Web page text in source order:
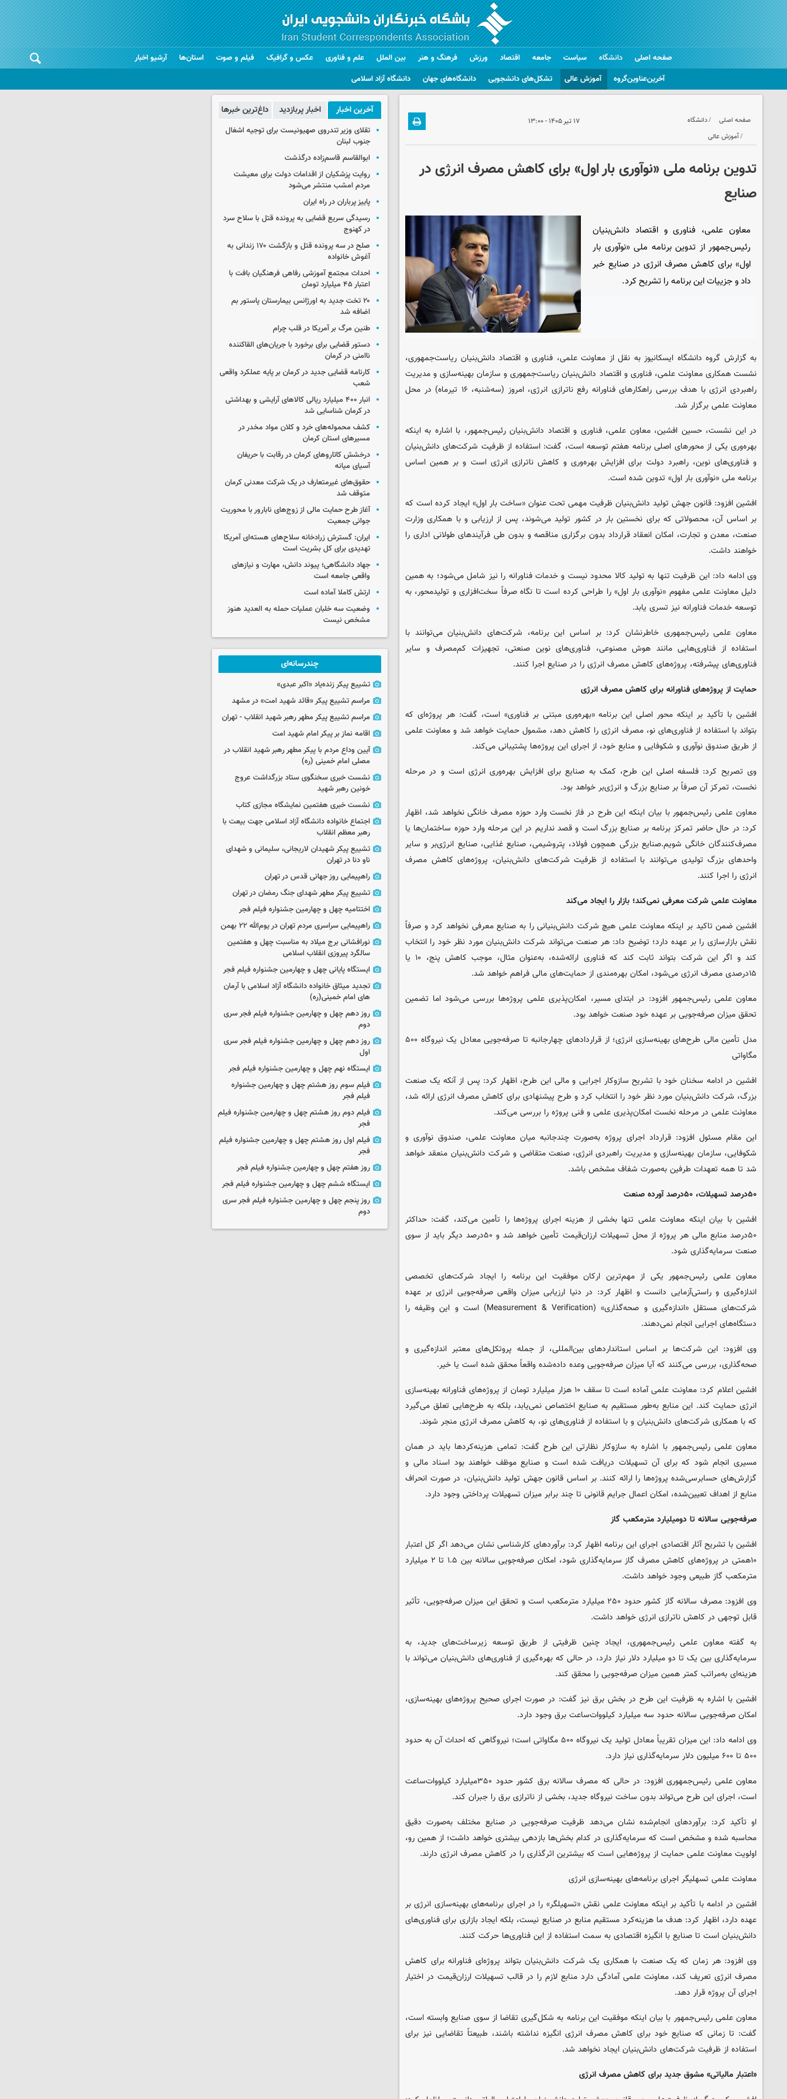
صفحه اصلی
دانشگاه
آخرین‌عناوین‌گروه
آموزش عالی تشکل‌های دانشجویی دانشگاه‌های جهان دانشگاه آزاد اسلامی
سیاست جامعه اقتصاد ورزش فرهنگ و هنر بین الملل علم و فناوری عکس و گرافیک فیلم و صوت استان‌ها آرشیو اخبار
صفحه اصلی
دانشگاه
آموزش عالی
۱۷ تیر ۱۴۰۵ - ۱۳:۰۰
تدوین برنامه ملی «نوآوری بار اول» برای کاهش مصرف انرژی در
صنایع
معاون علمی، فناوری و اقتصاد دانش‌بنیان
رئیس‌جمهور از تدوین برنامه ملی «نوآوری بار
اول» برای کاهش مصرف انرژی در صنایع خبر
داد و جزییات این برنامه را تشریح کرد.
به گزارش گروه دانشگاه ایسکانیوز به نقل از معاونت علمی، فناوری و اقتصاد دانش‌بنیان ریاست‌جمهوری،
نشست همکاری معاونت علمی، فناوری و اقتصاد دانش‌بنیان ریاست‌جمهوری و سازمان بهینه‌سازی و مدیریت
راهبردی انرژی با هدف بررسی راهکارهای فناورانه رفع ناترازی انرژی، امروز (سه‌شنبه، ۱۶ تیرماه) در محل
معاونت علمی برگزار شد.
در این نشست، حسین افشین، معاون علمی، فناوری و اقتصاد دانش‌بنیان رئیس‌جمهور، با اشاره به اینکه
بهره‌وری یکی از محورهای اصلی برنامه هفتم توسعه است، گفت: استفاده از ظرفیت شرکت‌های دانش‌بنیان
و فناوری‌های نوین، راهبرد دولت برای افزایش بهره‌وری و کاهش ناترازی انرژی است و بر همین اساس
برنامه ملی «نوآوری بار اول» تدوین شده است.
افشین افزود: قانون جهش تولید دانش‌بنیان ظرفیت مهمی تحت عنوان «ساخت بار اول» ایجاد کرده است که
بر اساس آن، محصولاتی که برای نخستین بار در کشور تولید می‌شوند، پس از ارزیابی و با همکاری وزارت
صنعت، معدن و تجارت، امکان انعقاد قرارداد بدون برگزاری مناقصه و بدون طی فرآیندهای طولانی اداری را
خواهند داشت.
وی ادامه داد: این ظرفیت تنها به تولید کالا محدود نیست و خدمات فناورانه را نیز شامل می‌شود؛ به همین
دلیل معاونت علمی مفهوم «نوآوری بار اول» را طراحی کرده است تا نگاه صرفاً سخت‌افزاری و تولیدمحور، به
توسعه خدمات فناورانه نیز تسری یابد.
معاون علمی رئیس‌جمهوری خاطرنشان کرد: بر اساس این برنامه، شرکت‌های دانش‌بنیان می‌توانند با
استفاده از فناوری‌هایی مانند هوش مصنوعی، فناوری‌های نوین صنعتی، تجهیزات کم‌مصرف و سایر
فناوری‌های پیشرفته، پروژه‌های کاهش مصرف انرژی را در صنایع اجرا کنند.
حمایت از پروژه‌های فناورانه برای کاهش مصرف انرژی
افشین با تأکید بر اینکه محور اصلی این برنامه «بهره‌وری مبتنی بر فناوری» است، گفت: هر پروژه‌ای که
بتواند با استفاده از فناوری‌های نو، مصرف انرژی را کاهش دهد، مشمول حمایت خواهد شد و معاونت علمی
از طریق صندوق نوآوری و شکوفایی و منابع خود، از اجرای این پروژه‌ها پشتیبانی می‌کند.
وی تصریح کرد: فلسفه اصلی این طرح، کمک به صنایع برای افزایش بهره‌وری انرژی است و در مرحله
نخست، تمرکز آن صرفاً بر صنایع بزرگ و انرژی‌بر خواهد بود.
معاون علمی رئیس‌جمهور با بیان اینکه این طرح در فاز نخست وارد حوزه مصرف خانگی نخواهد شد، اظهار
کرد: در حال حاضر تمرکز برنامه بر صنایع بزرگ است و قصد نداریم در این مرحله وارد حوزه ساختمان‌ها یا
مصرف‌کنندگان خانگی شویم.صنایع بزرگی همچون فولاد، پتروشیمی، صنایع غذایی، صنایع انرژی‌بر و سایر
واحدهای بزرگ تولیدی می‌توانند با استفاده از ظرفیت شرکت‌های دانش‌بنیان، پروژه‌های کاهش مصرف
انرژی را اجرا کنند.
معاونت علمی شرکت معرفی نمی‌کند؛ بازار را ایجاد می‌کند
افشین ضمن تاکید بر اینکه معاونت علمی هیچ شرکت دانش‌بنیانی را به صنایع معرفی نخواهد کرد و صرفاً
نقش بازارسازی را بر عهده دارد؛ توضیح داد: هر صنعت می‌تواند شرکت دانش‌بنیان مورد نظر خود را انتخاب
کند و اگر این شرکت بتواند ثابت کند که فناوری ارائه‌شده، به‌عنوان مثال، موجب کاهش پنج، ۱۰ یا
۱۵درصدی مصرف انرژی می‌شود، امکان بهره‌مندی از حمایت‌های مالی فراهم خواهد شد.
معاون علمی رئیس‌جمهور افزود: در ابتدای مسیر، امکان‌پذیری علمی پروژه‌ها بررسی می‌شود اما تضمین
تحقق میزان صرفه‌جویی بر عهده خود صنعت خواهد بود.
مدل تأمین مالی طرح‌های بهینه‌سازی انرژی؛ از قراردادهای چهارجانبه تا صرفه‌جویی معادل یک نیروگاه ۵۰۰
مگاواتی
افشین در ادامه سخنان خود با تشریح سازوکار اجرایی و مالی این طرح، اظهار کرد: پس از آنکه یک صنعت
بزرگ، شرکت دانش‌بنیان مورد نظر خود را انتخاب کرد و طرح پیشنهادی برای کاهش مصرف انرژی ارائه شد،
معاونت علمی در مرحله نخست امکان‌پذیری علمی و فنی پروژه را بررسی می‌کند.
این مقام مسئول افزود: قرارداد اجرای پروژه به‌صورت چندجانبه میان معاونت علمی، صندوق نوآوری و
شکوفایی، سازمان بهینه‌سازی و مدیریت راهبردی انرژی، صنعت متقاضی و شرکت دانش‌بنیان منعقد خواهد
شد تا همه تعهدات طرفین به‌صورت شفاف مشخص باشد.
۵۰درصد تسهیلات، ۵۰درصد آورده صنعت
افشین با بیان اینکه معاونت علمی تنها بخشی از هزینه اجرای پروژه‌ها را تأمین می‌کند، گفت: حداکثر
۵۰درصد منابع مالی هر پروژه از محل تسهیلات ارزان‌قیمت تأمین خواهد شد و ۵۰درصد دیگر باید از سوی
صنعت سرمایه‌گذاری شود.
معاون علمی رئیس‌جمهور یکی از مهم‌ترین ارکان موفقیت این برنامه را ایجاد شرکت‌های تخصصی
اندازه‌گیری و راستی‌آزمایی دانست و اظهار کرد: در دنیا ارزیابی میزان واقعی صرفه‌جویی انرژی بر عهده
شرکت‌های مستقل «اندازه‌گیری و صحه‌گذاری» (Measurement & Verification) است و این وظیفه را
دستگاه‌های اجرایی انجام نمی‌دهند.
وی افزود: این شرکت‌ها بر اساس استانداردهای بین‌المللی، از جمله پروتکل‌های معتبر اندازه‌گیری و
صحه‌گذاری، بررسی می‌کنند که آیا میزان صرفه‌جویی وعده داده‌شده واقعاً محقق شده است یا خیر.
افشین اعلام کرد: معاونت علمی آماده است تا سقف ۱۰ هزار میلیارد تومان از پروژه‌های فناورانه بهینه‌سازی
انرژی حمایت کند. این منابع به‌طور مستقیم به صنایع اختصاص نمی‌یابد، بلکه به طرح‌هایی تعلق می‌گیرد
که با همکاری شرکت‌های دانش‌بنیان و با استفاده از فناوری‌های نو، به کاهش مصرف انرژی منجر شوند.
معاون علمی رئیس‌جمهور با اشاره به سازوکار نظارتی این طرح گفت: تمامی هزینه‌کردها باید در همان
مسیری انجام شود که برای آن تسهیلات دریافت شده است و صنایع موظف خواهند بود اسناد مالی و
گزارش‌های حسابرسی‌شده پروژه‌ها را ارائه کنند. بر اساس قانون جهش تولید دانش‌بنیان، در صورت انحراف
منابع از اهداف تعیین‌شده، امکان اعمال جرایم قانونی تا چند برابر میزان تسهیلات پرداختی وجود دارد.
صرفه‌جویی سالانه تا دومیلیارد مترمکعب گاز
افشین با تشریح آثار اقتصادی اجرای این برنامه اظهار کرد: برآوردهای کارشناسی نشان می‌دهد اگر کل اعتبار
۱۰همتی در پروژه‌های کاهش مصرف گاز سرمایه‌گذاری شود، امکان صرفه‌جویی سالانه بین ۱.۵ تا ۲ میلیارد
مترمکعب گاز طبیعی وجود خواهد داشت.
وی افزود: مصرف سالانه گاز کشور حدود ۲۵۰ میلیارد مترمکعب است و تحقق این میزان صرفه‌جویی، تأثیر
قابل توجهی در کاهش ناترازی انرژی خواهد داشت.
به گفته معاون علمی رئیس‌جمهوری، ایجاد چنین ظرفیتی از طریق توسعه زیرساخت‌های جدید، به
سرمایه‌گذاری بین یک تا دو میلیارد دلار نیاز دارد، در حالی که بهره‌گیری از فناوری‌های دانش‌بنیان می‌تواند با
هزینه‌ای به‌مراتب کمتر همین میزان صرفه‌جویی را محقق کند.
افشین با اشاره به ظرفیت این طرح در بخش برق نیز گفت: در صورت اجرای صحیح پروژه‌های بهینه‌سازی،
امکان صرفه‌جویی سالانه حدود سه میلیارد کیلووات‌ساعت برق وجود دارد.
وی ادامه داد: این میزان تقریباً معادل تولید یک نیروگاه ۵۰۰ مگاواتی است؛ نیروگاهی که احداث آن به حدود
۵۰۰ تا ۶۰۰ میلیون دلار سرمایه‌گذاری نیاز دارد.
معاون علمی رئیس‌جمهوری افزود: در حالی که مصرف سالانه برق کشور حدود ۳۵۰میلیارد کیلووات‌ساعت
است، اجرای این طرح می‌تواند بدون ساخت نیروگاه جدید، بخشی از ناترازی برق را جبران کند.
او تأکید کرد: برآوردهای انجام‌شده نشان می‌دهد ظرفیت صرفه‌جویی در صنایع مختلف به‌صورت دقیق
محاسبه شده و مشخص است که سرمایه‌گذاری در کدام بخش‌ها بازدهی بیشتری خواهد داشت؛ از همین رو،
اولویت معاونت علمی حمایت از پروژه‌هایی است که بیشترین اثرگذاری را در کاهش مصرف انرژی دارند.
معاونت علمی تسهلیگر اجرای برنامه‌های بهینه‌سازی انرژی
افشین در ادامه با تأکید بر اینکه معاونت علمی نقش «تسهیلگر» را در اجرای برنامه‌های بهینه‌سازی انرژی بر
عهده دارد، اظهار کرد: هدف ما هزینه‌کرد مستقیم منابع در صنایع نیست، بلکه ایجاد بازاری برای فناوری‌های
دانش‌بنیان است تا صنایع با انگیزه اقتصادی به سمت استفاده از این فناوری‌ها حرکت کنند.
وی افزود: هر زمان که یک صنعت با همکاری یک شرکت دانش‌بنیان بتواند پروژه‌ای فناورانه برای کاهش
مصرف انرژی تعریف کند، معاونت علمی آمادگی دارد منابع لازم را در قالب تسهیلات ارزان‌قیمت در اختیار
اجرای آن پروژه قرار دهد.
معاون علمی رئیس‌جمهور با بیان اینکه موفقیت این برنامه به شکل‌گیری تقاضا از سوی صنایع وابسته است،
گفت: تا زمانی که صنایع خود برای کاهش مصرف انرژی انگیزه نداشته باشند، طبیعتاً تقاضایی نیز برای
استفاده از ظرفیت شرکت‌های دانش‌بنیان ایجاد نخواهد شد.
«اعتبار مالیاتی» مشوق جدید برای کاهش مصرف انرژی
آخرین اخبار اخبار پربازدید داغ‌ترین خبرها
تقلای وزیر تندروی صهیونیست برای توجیه اشغال
جنوب لبنان
ابوالقاسم قاسم‌زاده درگذشت
روایت پزشکیان از اقدامات دولت برای معیشت
مردم امشب منتشر می‌شود
پاییز پرباران در راه ایران
رسیدگی سریع قضایی به پرونده قتل با سلاح سرد
در کهنوج
صلح در سه پرونده قتل و بازگشت ۱۷۰ زندانی به
آغوش خانواده
احداث مجتمع آموزشی رفاهی فرهنگیان بافت با
اعتبار ۴۵ میلیارد تومان
۲۰ تخت جدید به اورژانس بیمارستان پاستور بم
اضافه شد
طنین مرگ بر آمریکا در قلب چرام
دستور قضایی برای برخورد با جریان‌های القاکننده
ناامنی در کرمان
کارنامه قضایی جدید در کرمان بر پایه عملکرد واقعی
شعب
انبار ۴۰۰ میلیارد ریالی کالاهای آرایشی و بهداشتی
در کرمان شناسایی شد
کشف محموله‌های خرد و کلان مواد مخدر در
مسیرهای استان کرمان
درخشش کاتاروهای کرمان در رقابت با حریفان
آسیای میانه
حقوق‌های غیرمتعارف در یک شرکت معدنی کرمان
متوقف شد
آغاز طرح حمایت مالی از زوج‌های نابارور با محوریت
جوانی جمعیت
ایران: گسترش زرادخانه سلاح‌های هسته‌ای آمریکا
تهدیدی برای کل بشریت است
جهاد دانشگاهی؛ پیوند دانش، مهارت و نیازهای
واقعی جامعه است
ارتش کاملا آماده است
وضعیت سه خلبان عملیات حمله به العدید هنوز
مشخص نیست
چندرسانه‌ای
تشییع پیکر زنده‌یاد «اکبر عبدی»
مراسم تشییع پیکر «قائد شهید امت» در مشهد
مراسم تشییع پیکر مطهر رهبر شهید انقلاب - تهران
اقامه نماز بر پیکر امام شهید امت
آیین وداع مردم با پیکر مطهر رهبر شهید انقلاب در
مصلی امام خمینی (ره)
نشست خبری سخنگوی ستاد بزرگداشت عروج
خونین رهبر شهید
نشست خبری هفتمین نمایشگاه مجازی کتاب
اجتماع خانواده دانشگاه آزاد اسلامی جهت بیعت با
رهبر معظم انقلاب
تشییع پیکر شهیدان لاریجانی، سلیمانی و شهدای
ناو دنا در تهران
راهپیمایی روز جهانی قدس در تهران
تشییع پیکر مطهر شهدای جنگ رمضان در تهران
اختتامیه چهل و چهارمین جشنواره فیلم فجر
راهپیمایی سراسری مردم تهران در یوم‌الله ۲۲ بهمن
نورافشانی برج میلاد به مناسبت چهل‌ و هفتمین
سالگرد پیروزی انقلاب اسلامی
ایستگاه پایانی چهل و چهارمین جشنواره فیلم فجر
تجدید میثاق خانواده دانشگاه آزاد اسلامی با آرمان
های امام خمینی(ره)
روز دهم چهل و چهارمین جشنواره فیلم فجر سری
دوم
روز دهم چهل و چهارمین جشنواره فیلم فجر سری
اول
ایستگاه نهم چهل و چهارمین جشنواره فیلم فجر
فیلم سوم روز هشتم چهل و چهارمین جشنواره
فیلم فجر
فیلم دوم روز هشتم چهل و چهارمین جشنواره فیلم
فجر
فیلم اول روز هشتم چهل و چهارمین جشنواره فیلم
فجر
روز هفتم چهل و چهارمین جشنواره فیلم فجر
ایستگاه ششم چهل و چهارمین جشنواره فیلم فجر
روز پنجم چهل و چهارمین جشنواره فیلم فجر سری
دوم